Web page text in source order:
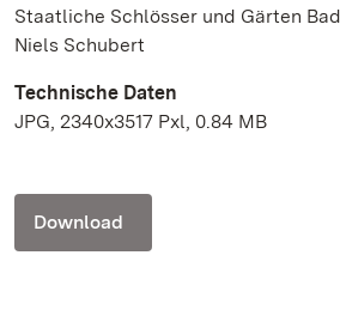
Staatliche Schlösser und Gärten
Niels Schubert
Technische Daten
JPG, 2340x3517 Pxl, 0.84 MB
Download